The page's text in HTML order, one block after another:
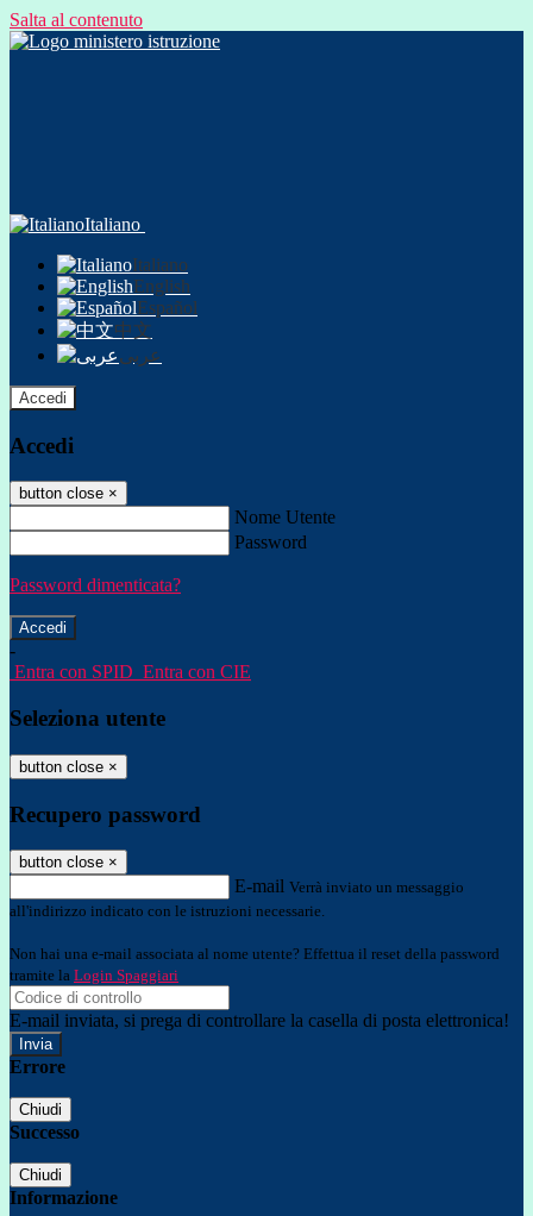
Salta al contenuto
Italiano
Italiano
English
Español
中文
عربى
Accedi
Accedi
button close ×
Nome Utente
Password
Password dimenticata?
-
Entra con SPID Entra con CIE
Seleziona utente
button close ×
Recupero password
button close ×
E-mail Verrà inviato un messaggio
all'indirizzo indicato con le istruzioni necessarie.
Non hai una e-mail associata al nome utente? Effettua il reset della password
tramite la Login Spaggiari
E-mail inviata, si prega di controllare la casella di posta elettronica!
Errore
Chiudi
Successo
Chiudi
Informazione